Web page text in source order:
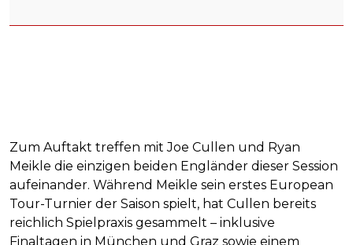
Zum Auftakt treffen mit Joe Cullen und Ryan
Meikle die einzigen beiden Engländer dieser Session
aufeinander. Während Meikle sein erstes European
Tour-Turnier der Saison spielt, hat Cullen bereits
reichlich Spielpraxis gesammelt – inklusive
Finaltagen in München und Graz sowie einem